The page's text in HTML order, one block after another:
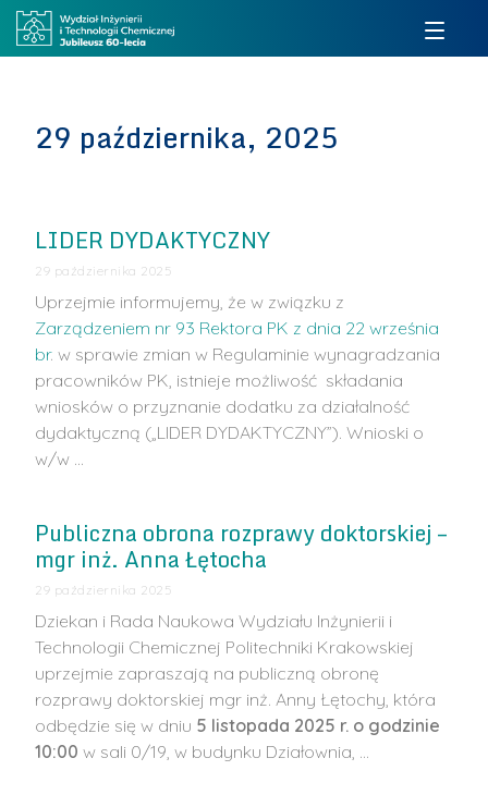
29 października, 2025
LIDER DYDAKTYCZNY
29 października 2025
Uprzejmie informujemy, że w związku z
Zarządzeniem nr 93 Rektora PK z dnia 22 września
br. w sprawie zmian w Regulaminie wynagradzania
pracowników PK, istnieje możliwość składania
wniosków o przyznanie dodatku za działalność
dydaktyczną („LIDER DYDAKTYCZNY”). Wnioski o
w/w …
Publiczna obrona rozprawy doktorskiej –
mgr inż. Anna Łętocha
29 października 2025
Dziekan i Rada Naukowa Wydziału Inżynierii i
Technologii Chemicznej Politechniki Krakowskiej
uprzejmie zapraszają na publiczną obronę
rozprawy doktorskiej mgr inż. Anny Łętochy, która
odbędzie się w dniu 5 listopada 2025 r. o godzinie
10:00 w sali 0/19, w budynku Działownia, …